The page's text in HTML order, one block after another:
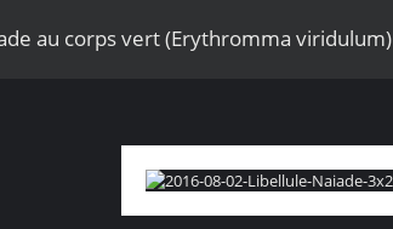
au corps vert (Erythromma viridulum)